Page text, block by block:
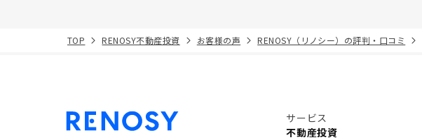
TOP RENOSY不動産投資 お客様の声 RENOSY（リノシー）の評判・口コミ
サービス
不動産投資